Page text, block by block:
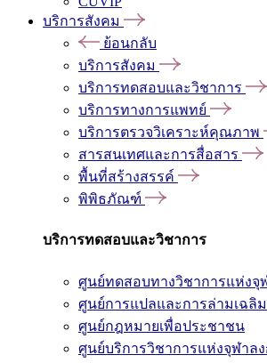
บริการสังคม
ย้อนกลับ
บริการสังคม
บริการทดสอบและวิชาการ
บริการทางการแพทย์
บริการตรวจวิเคราะห์คุณภาพ
สารสนเทศและการสื่อสาร
พื้นที่สร้างสรรค์
พิพิธภัณฑ์
บริการทดสอบและวิชาการ
ศูนย์ทดสอบทางวิชาการแห่งจุ
ศูนย์การแปลและการล่ามเฉลิ
ศูนย์กฎหมายเพื่อประชาชน
ศูนย์บริการวิชาการแห่งจุฬาล